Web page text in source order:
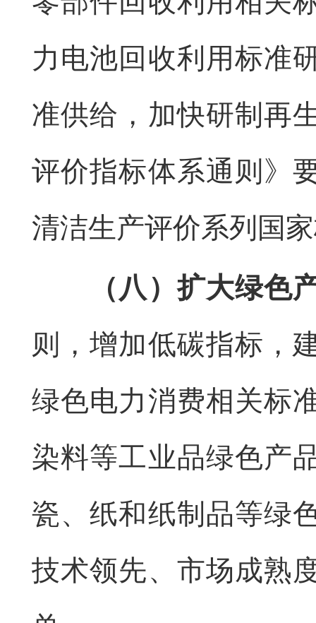
力电池回收利用标准
准供给，加快研制再
评价指标体系通则》
清洁生产评价系列国
（八）扩大绿色
则，增加低碳指标，
绿色电力消费相关标
染料等工业品绿色产
瓷、纸和纸制品等绿
技术领先、市场成熟